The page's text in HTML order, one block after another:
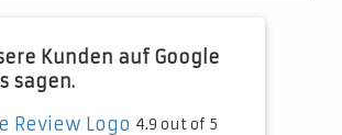
Kunden auf Google
sagen.
4.9 out of 5